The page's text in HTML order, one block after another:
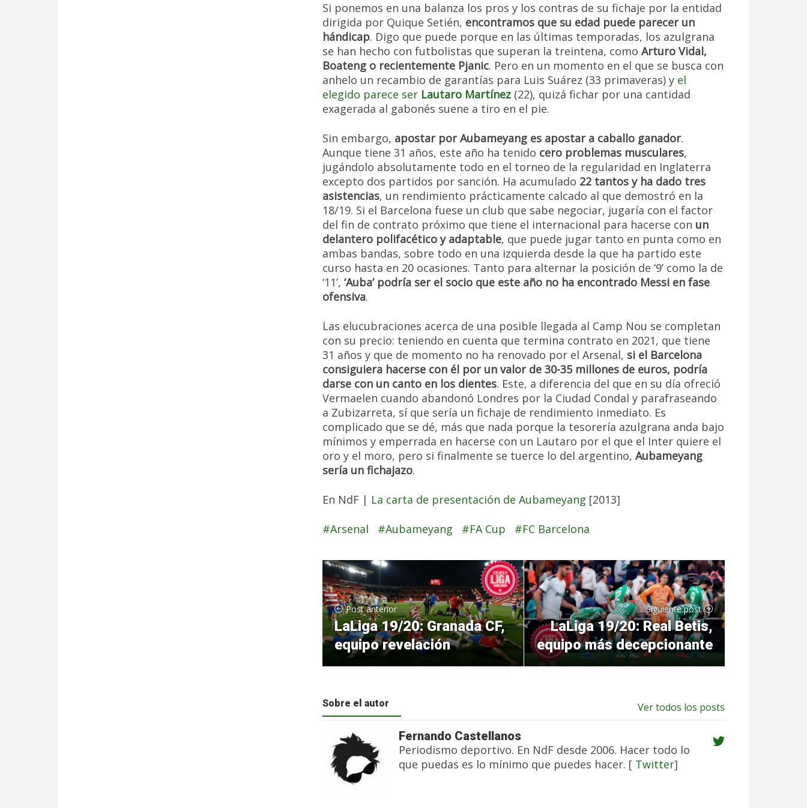
Si ponemos en una balanza los pros y los contras de su fichaje por la entidad
dirigida por Quique Setién, encontramos que su edad puede parecer un
hándicap. Digo que puede porque en las últimas temporadas, los azulgrana
se han hecho con futbolistas que superan la treintena, como Arturo Vidal,
Boateng o recientemente Pjanic. Pero en un momento en el que se busca con
anhelo un recambio de garantías para Luis Suárez (33 primaveras) y el
elegido parece ser Lautaro Martínez (22), quizá fichar por una cantidad
exagerada al gabonés suene a tiro en el pie.
Sin embargo, apostar por Aubameyang es apostar a caballo ganador.
Aunque tiene 31 años, este año ha tenido cero problemas musculares,
jugándolo absolutamente todo en el torneo de la regularidad en Inglaterra
excepto dos partidos por sanción. Ha acumulado 22 tantos y ha dado tres
asistencias, un rendimiento prácticamente calcado al que demostró en la
18/19. Si el Barcelona fuese un club que sabe negociar, jugaría con el factor
del fin de contrato próximo que tiene el internacional para hacerse con un
delantero polifacético y adaptable, que puede jugar tanto en punta como en
ambas bandas, sobre todo en una izquierda desde la que ha partido este
curso hasta en 20 ocasiones. Tanto para alternar la posición de ‘9’ como la de
‘11’, ‘Auba’ podría ser el socio que este año no ha encontrado Messi en fase
ofensiva.
Las elucubraciones acerca de una posible llegada al Camp Nou se completan
con su precio: teniendo en cuenta que termina contrato en 2021, que tiene
31 años y que de momento no ha renovado por el Arsenal, si el Barcelona
consiguiera hacerse con él por un valor de 30-35 millones de euros, podría
darse con un canto en los dientes. Este, a diferencia del que en su día ofreció
Vermaelen cuando abandonó Londres por la Ciudad Condal y parafraseando
a Zubizarreta, sí que sería un fichaje de rendimiento inmediato. Es
complicado que se dé, más que nada porque la tesorería azulgrana anda bajo
mínimos y emperrada en hacerse con un Lautaro por el que el Inter quiere el
oro y el moro, pero si finalmente se tuerce lo del argentino, Aubameyang
sería un fichajazo.
En NdF | La carta de presentación de Aubameyang [2013]
Arsenal Aubameyang FA Cup FC Barcelona
Post anterior
LaLiga 19/20: Granada CF,
equipo revelación
Siguiente post
LaLiga 19/20: Real Betis,
equipo más decepcionante
Sobre el autor Ver todos los posts
Fernando Castellanos
Periodismo deportivo. En NdF desde 2006. Hacer todo lo
que puedas es lo mínimo que puedes hacer. [ Twitter]